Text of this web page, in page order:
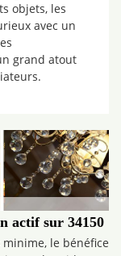
objets, les
avec un
grand atout
actif sur 34150
le bénéfice